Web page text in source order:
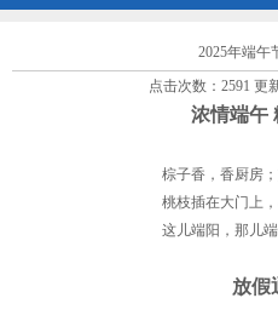
2025年端午
点击次数：2591 更
浓情端午
棕子香，香厨房
桃枝插在大门上
这儿端阳，那儿
放假